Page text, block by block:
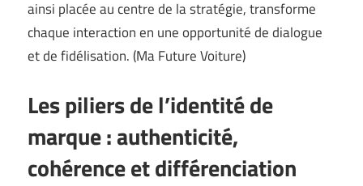
ainsi placée au centre de la stratégie, transforme
chaque interaction en une opportunité de dialogue
et de fidélisation. (Ma Future Voiture)
Les piliers de l’identité de
marque : authenticité,
cohérence et différenciation